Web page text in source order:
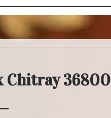
Chitray 36800